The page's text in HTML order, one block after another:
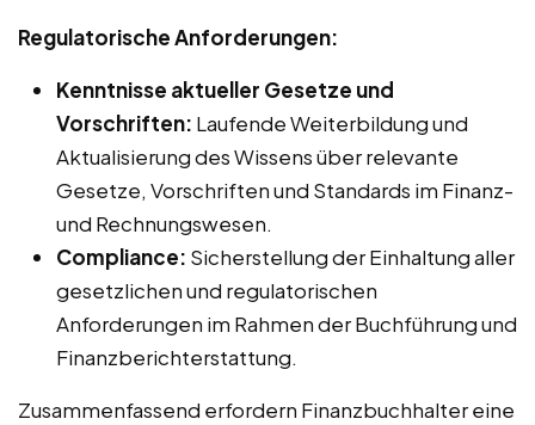
Regulatorische Anforderungen:
Kenntnisse aktueller Gesetze und
Vorschriften: Laufende Weiterbildung und
Aktualisierung des Wissens über relevante
Gesetze, Vorschriften und Standards im Finanz-
und Rechnungswesen.
Compliance: Sicherstellung der Einhaltung aller
gesetzlichen und regulatorischen
Anforderungen im Rahmen der Buchführung und
Finanzberichterstattung.
Zusammenfassend erfordern Finanzbuchhalter eine